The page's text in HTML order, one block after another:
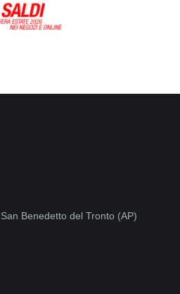
Benedetto del Tronto (AP)